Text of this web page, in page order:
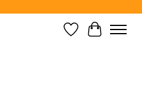
Verlanglijst